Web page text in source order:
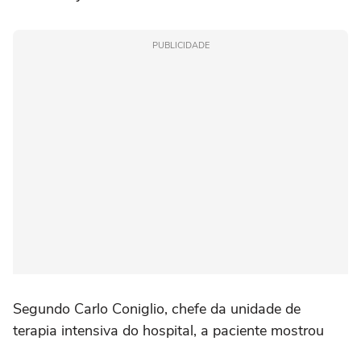
PUBLICIDADE
Segundo Carlo Coniglio, chefe da unidade de
terapia intensiva do hospital, a paciente mostrou